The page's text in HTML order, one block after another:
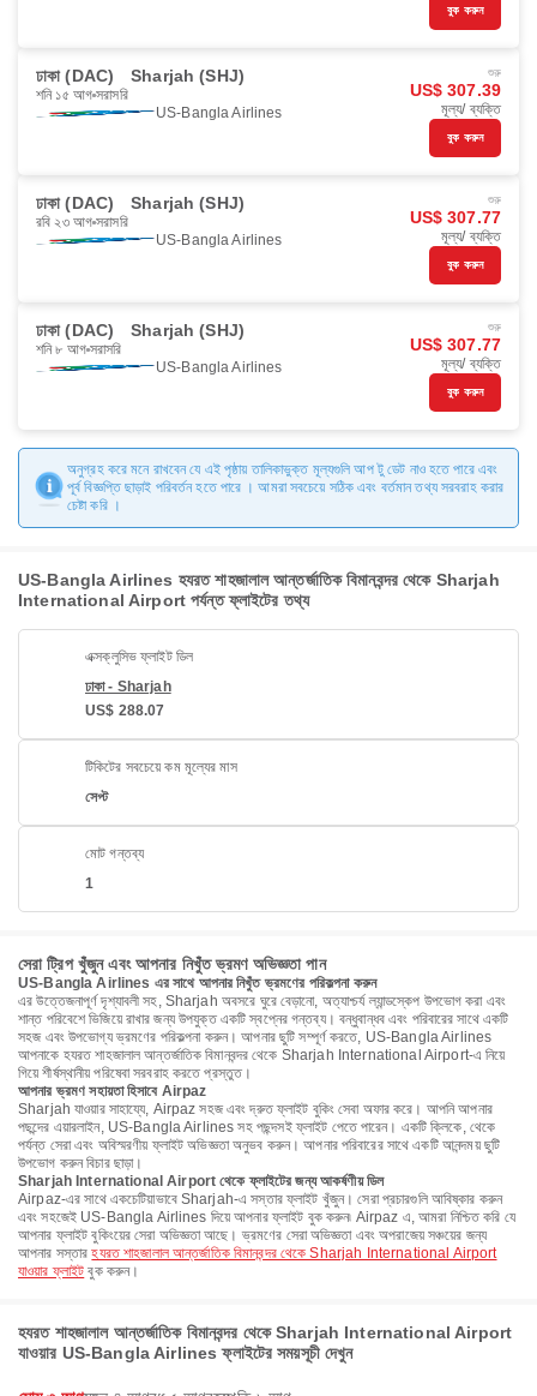
বুক করুন
ঢাকা (DAC) Sharjah (SHJ)
শনি ১৫ আগ সরাসরি
US-Bangla Airlines
শুরু
US$ 307.39
মূল্য/ ব্যক্তি
বুক করুন
ঢাকা (DAC) Sharjah (SHJ)
রবি ২৩ আগ সরাসরি
US-Bangla Airlines
শুরু
US$ 307.77
মূল্য/ ব্যক্তি
বুক করুন
ঢাকা (DAC) Sharjah (SHJ)
শনি ৮ আগ সরাসরি
US-Bangla Airlines
শুরু
US$ 307.77
মূল্য/ ব্যক্তি
বুক করুন
অনুগ্রহ করে মনে রাখবেন যে এই পৃষ্ঠায় তালিকাভুক্ত মূল্যগুলি আপ টু ডেট নাও হতে পারে এবং
পূর্ব বিজ্ঞপ্তি ছাড়াই পরিবর্তন হতে পারে । আমরা সবচেয়ে সঠিক এবং বর্তমান তথ্য সরবরাহ করার
চেষ্টা করি ।
US-Bangla Airlines হযরত শাহজালাল আন্তর্জাতিক বিমানবন্দর থেকে Sharjah
International Airport পর্যন্ত ফ্লাইটের তথ্য
এক্সক্লুসিভ ফ্লাইট ডিল
ঢাকা - Sharjah
US$ 288.07
টিকিটের সবচেয়ে কম মূল্যের মাস
সেপ্ট
মোট গন্তব্য
1
সেরা ট্রিপ খুঁজুন এবং আপনার নিখুঁত ভ্রমণ অভিজ্ঞতা পান
US-Bangla Airlines এর সাথে আপনার নিখুঁত ভ্রমণের পরিকল্পনা করুন
এর উত্তেজনাপূর্ণ দৃশ্যাবলী সহ, Sharjah অবসরে ঘুরে বেড়ানো, অত্যাশ্চর্য ল্যান্ডস্কেপ উপভোগ করা এবং
শান্ত পরিবেশে ভিজিয়ে রাখার জন্য উপযুক্ত একটি স্বপ্নের গন্তব্য। বন্ধুবান্ধব এবং পরিবারের সাথে একটি
সহজ এবং উপভোগ্য ভ্রমণের পরিকল্পনা করুন। আপনার ছুটি সম্পূর্ণ করতে, US-Bangla Airlines
আপনাকে হযরত শাহজালাল আন্তর্জাতিক বিমানবন্দর থেকে Sharjah International Airport-এ নিয়ে
গিয়ে শীর্ষস্থানীয় পরিষেবা সরবরাহ করতে প্রস্তুত।
আপনার ভ্রমণ সহায়তা হিসাবে Airpaz
Sharjah যাওয়ার সাহায্যে, Airpaz সহজ এবং দ্রুত ফ্লাইট বুকিং সেবা অফার করে। আপনি আপনার
পছন্দের এয়ারলাইন, US-Bangla Airlines সহ পছন্দসই ফ্লাইট পেতে পারেন। একটি ক্লিকে, থেকে
পর্যন্ত সেরা এবং অবিস্মরণীয় ফ্লাইট অভিজ্ঞতা অনুভব করুন। আপনার পরিবারের সাথে একটি আনন্দময় ছুটি
উপভোগ করুন বিচার ছাড়া।
Sharjah International Airport থেকে ফ্লাইটের জন্য আকর্ষণীয় ডিল
Airpaz-এর সাথে একচেটিয়াভাবে Sharjah-এ সস্তার ফ্লাইট খুঁজুন। সেরা প্রচারগুলি আবিষ্কার করুন
এবং সহজেই US-Bangla Airlines দিয়ে আপনার ফ্লাইট বুক করুন৷ Airpaz এ, আমরা নিশ্চিত করি যে
আপনার ফ্লাইট বুকিংয়ের সেরা অভিজ্ঞতা আছে। ভ্রমণের সেরা অভিজ্ঞতা এবং অপরাজেয় সঞ্চয়ের জন্য
আপনার সস্তারহযরত শাহজালাল আন্তর্জাতিক বিমানবন্দর থেকে Sharjah International Airport
যাওয়ার ফ্লাইট বুক করুন।
হযরত শাহজালাল আন্তর্জাতিক বিমানবন্দর থেকে Sharjah International Airport
যাওয়ার US-Bangla Airlines ফ্লাইটের সময়সূচী দেখুন